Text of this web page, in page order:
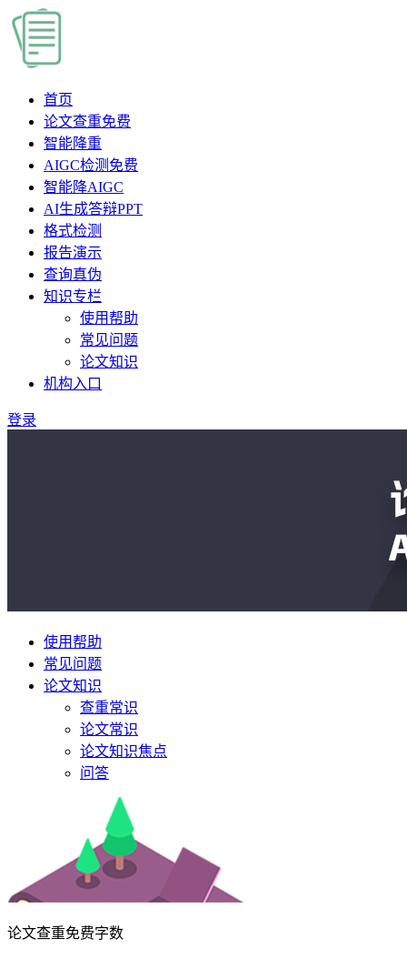
首页
论文查重免费
智能降重
AIGC检测 免费
智能降AIGC
AI生成答辩PPT
格式检测
报告演示
查询真伪
知识专栏
使用帮助
常见问题
论文知识
机构入口
登录
使用帮助
常见问题
论文知识
查重常识
论文常识
论文知识焦点
问答
论文查重免费字数